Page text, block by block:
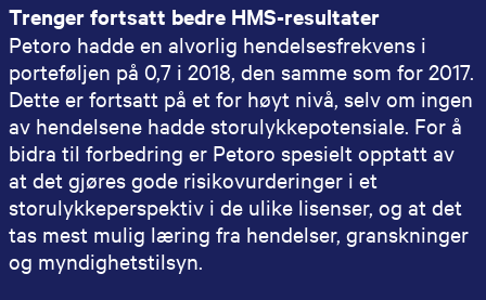
Trenger fortsatt bedre HMS-resultater
Petoro hadde en alvorlig hendelsesfrekvens i
porteføljen på 0,7 i 2018, den samme som for 2017.
Dette er fortsatt på et for høyt nivå, selv om ingen
av hendelsene hadde storulykkepotensiale. For å
bidra til forbedring er Petoro spesielt opptatt av
at det gjøres gode risikovurderinger i et
storulykkeperspektiv i de ulike lisenser, og at det
tas mest mulig læring fra hendelser, granskninger
og myndighetstilsyn.